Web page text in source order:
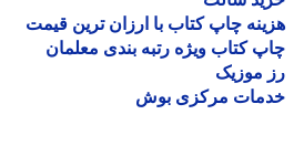
چاپ کتاب با ارزان ترین قیمت
کتاب ویژه رتبه بندی معلمان
موزیک
مرکزی بوش